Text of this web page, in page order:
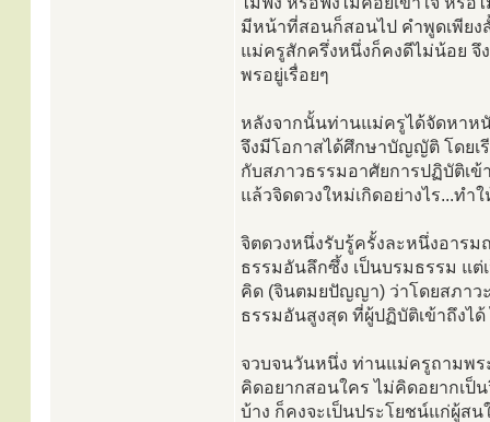
มีหน้าที่สอนก็สอนไป คำพูดเพีย
แม่ครูสักครึ่งหนึ่งก็คงดีไม่น้อย
พรอยู่เรื่อยๆ
หลังจากนั้นท่านแม่ครูได้จัดหาห
จึงมีโอกาสได้ศึกษาบัญญัติ โดยเ
กับสภาวธรรมอาศัยการปฏิบัติเข้
แล้วจิดดวงใหม่เกิดอย่างไร...ทำ
จิตดวงหนึ่งรับรู้ครั้งละหนึ่งอารม
ธรรมอันลึกซึ้ง เป็นบรมธรรม แ
คิด (จินตมยปัญญา) ว่าโดยสภาว
ธรรมอันสูงสุด ที่ผู้ปฏิบัติเข้าถึงไ
จวบจนวันหนึ่ง ท่านแม่ครูถามพร
คิดอยากสอนใคร ไม่คิดอยากเป็
บ้าง ก็คงจะเป็นประโยชน์แก่ผู้ส